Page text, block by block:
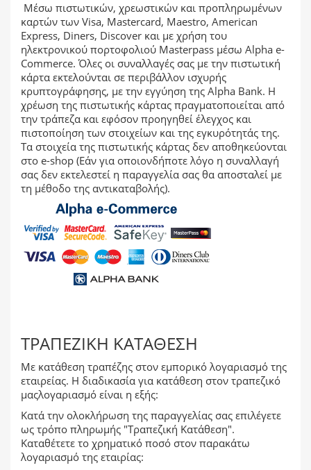
Μέσω πιστωτικών, χρεωστικών και προπληρωμένων
καρτών των Visa, Mastercard, Maestro, American
Express, Diners, Discover και με χρήση του
ηλεκτρονικού πορτοφολιού Masterpass μέσω Alpha e-
Commerce. Όλες οι συναλλαγές σας με την πιστωτική
κάρτα εκτελούνται σε περιβάλλον ισχυρής
κρυπτογράφησης, με την εγγύηση της Alpha Bank. Η
χρέωση της πιστωτικής κάρτας πραγματοποιείται από
την τράπεζα και εφόσον προηγηθεί έλεγχος και
πιστοποίηση των στοιχείων και της εγκυρότητάς της.
Τα στοιχεία της πιστωτικής κάρτας δεν αποθηκεύονται
στο e-shop (Εάν για οποιονδήποτε λόγο η συναλλαγή
σας δεν εκτελεστεί η παραγγελία σας θα αποσταλεί με
τη μέθοδο της αντικαταβολής).
ΤΡΑΠΕΖΙΚΉ ΚΑΤΆΘΕΣΗ
Με κατάθεση τραπέζης στον εμπορικό λογαριασμό της
εταιρείας. Η διαδικασία για κατάθεση στον τραπεζικό
μαςλογαριασμό είναι η εξής:
Κατά την ολοκλήρωση της παραγγελίας σας επιλέγετε
ως τρόπο πληρωμής "Τραπεζική Κατάθεση".
Καταθέτετε το χρηματικό ποσό στον παρακάτω
λογαριασμό της εταιρίας: